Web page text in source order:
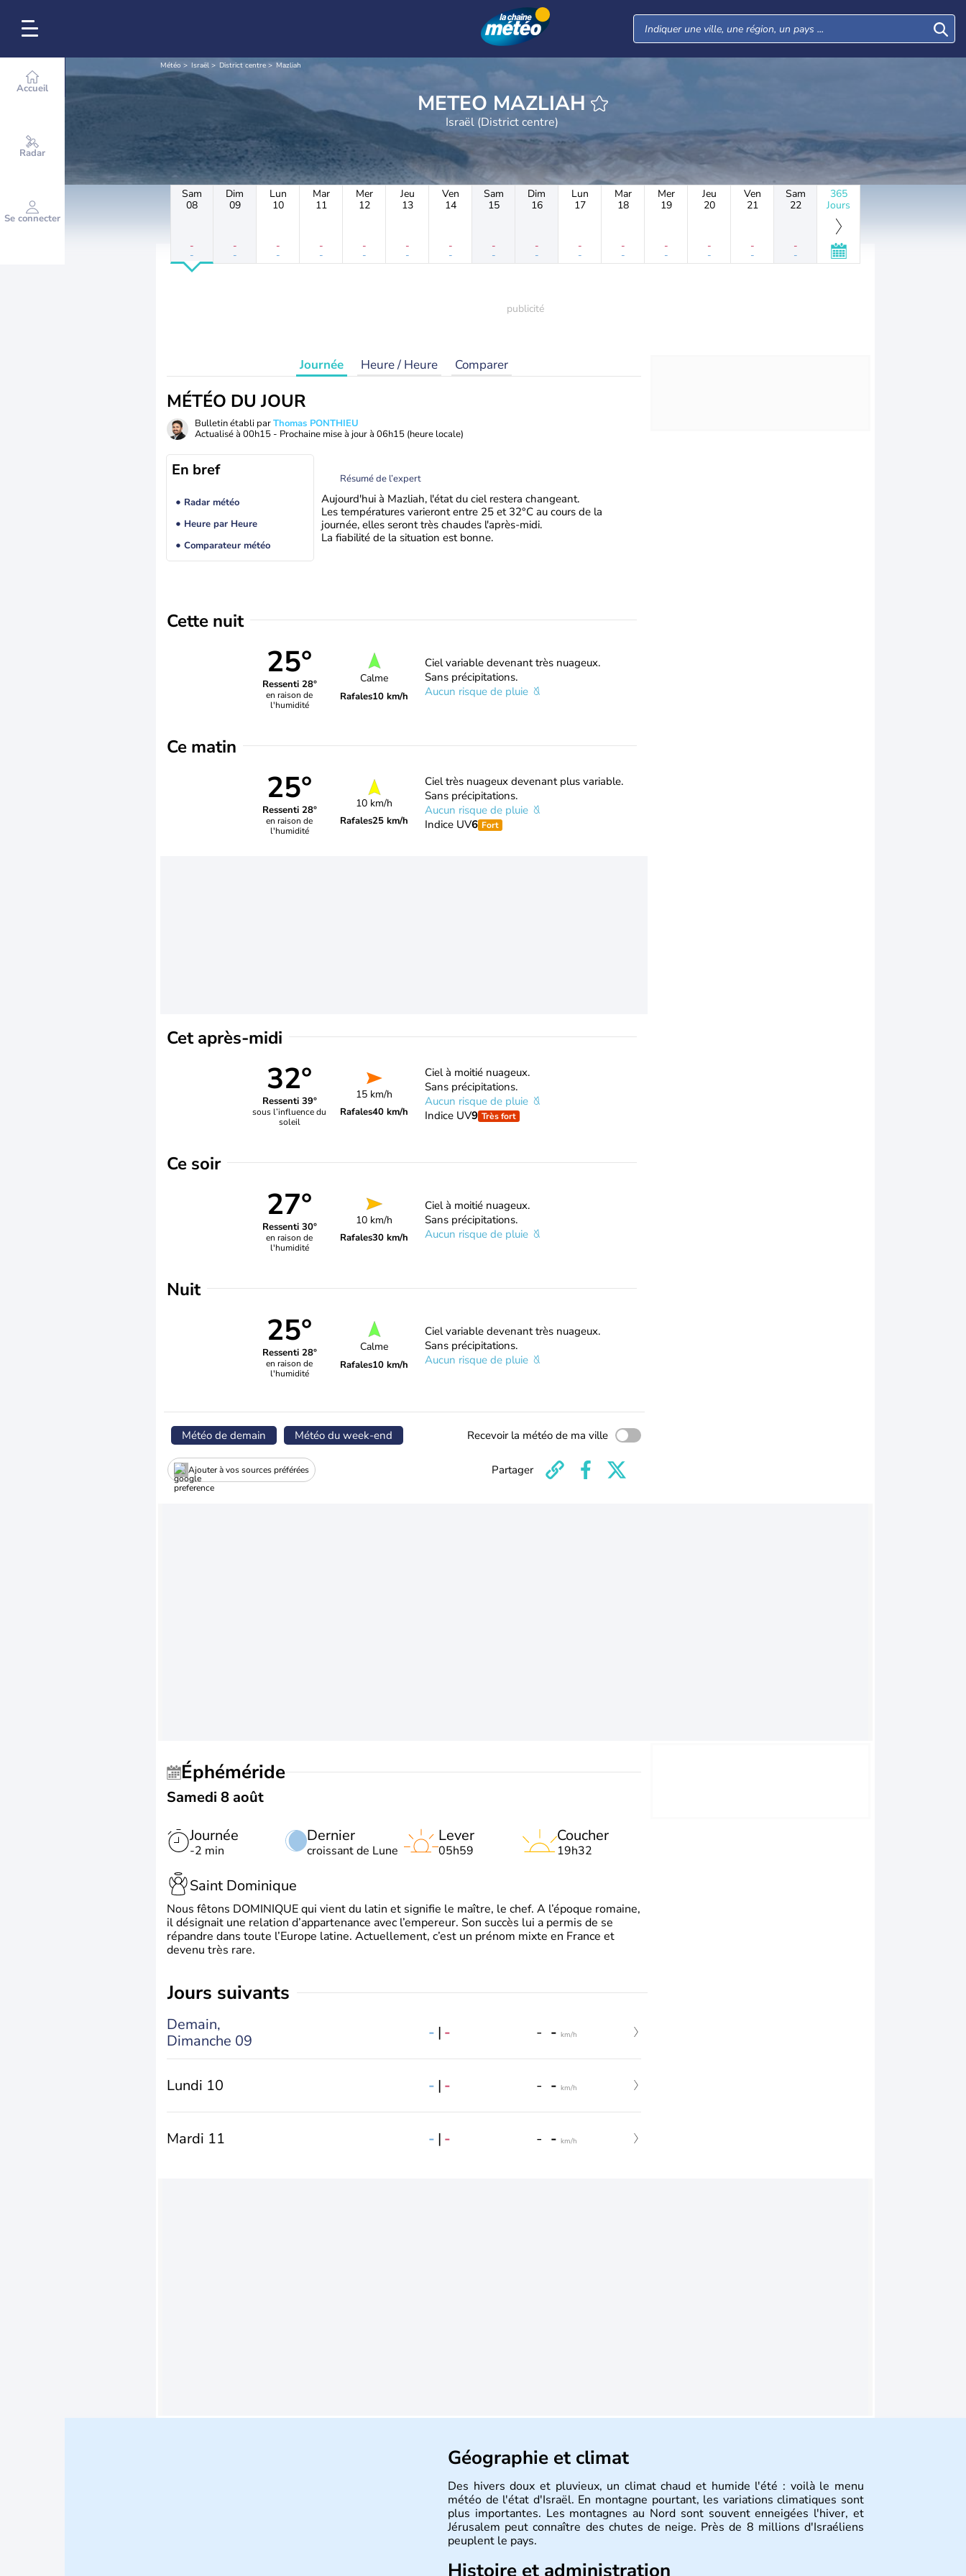
Accueil
Radar
Se connecter
Météo Israël District centre Mazliah
METEO MAZLIAH
Israël (District centre)
Sam
08
-
-
Dim
09
-
-
Lun
10
-
-
Mar
11
-
-
Mer
12
-
-
Jeu
13
-
-
Ven
14
-
-
Sam
15
-
-
Dim
16
-
-
Lun
17
-
-
Mar
18
-
-
Mer
19
-
-
Jeu
20
-
-
Ven
21
-
-
Sam
22
-
-
365
Jours
Journée Heure / Heure Comparer
MÉTÉO DU JOUR
Bulletin établi parThomas PONTHIEU
Actualisé à 00h15 - Prochaine mise à jour à 06h15 (heure locale)
En bref
Radar météo
Heure par Heure
Comparateur météo
Résumé de l’expert
Aujourd'hui à Mazliah, l'état du ciel restera changeant.
Les températures varieront entre 25 et 32°C au cours de la
journée, elles seront très chaudes l'après-midi.
La fiabilité de la situation est bonne.
Cette nuit
25°
Ressenti 28°
en raison de
l'humidité
Calme
Rafales10 km/h
Ciel variable devenant très nuageux.
Sans précipitations.
Aucun risque de pluie
Ce matin
25°
Ressenti 28°
en raison de
l'humidité
10 km/h
Rafales25 km/h
Ciel très nuageux devenant plus variable.
Sans précipitations.
Aucun risque de pluie
Indice UV6 Fort
Cet après-midi
32°
Ressenti 39°
sous l’influence du
soleil
15 km/h
Rafales40 km/h
Ciel à moitié nuageux.
Sans précipitations.
Aucun risque de pluie
Indice UV9 Très fort
Ce soir
27°
Ressenti 30°
en raison de
l'humidité
10 km/h
Rafales30 km/h
Ciel à moitié nuageux.
Sans précipitations.
Aucun risque de pluie
Nuit
25°
Ressenti 28°
en raison de
l'humidité
Calme
Rafales10 km/h
Ciel variable devenant très nuageux.
Sans précipitations.
Aucun risque de pluie
Météo de demain Météo du week-end Recevoir la météo de ma ville
Ajouter à vos sources préférées Partager
Éphéméride
Samedi 8 août
Journée
-2 min
Dernier
croissant de Lune
Lever
05h59
Coucher
19h32
Saint Dominique
Nous fêtons DOMINIQUE qui vient du latin et signifie le maître, le chef. A l’époque romaine,
il désignait une relation d’appartenance avec l’empereur. Son succès lui a permis de se
répandre dans toute l’Europe latine. Actuellement, c’est un prénom mixte en France et
devenu très rare.
jours suivants
Demain,
Dimanche 09
- | - - - km/h
Lundi 10 - | - - - km/h
Mardi 11 - | - - - km/h
Géographie et climat
Des hivers doux et pluvieux, un climat chaud et humide l'été : voilà le menu
météo de l'état d'Israël. En montagne pourtant, les variations climatiques sont
plus importantes. Les montagnes au Nord sont souvent enneigées l'hiver, et
Jérusalem peut connaître des chutes de neige. Près de 8 millions d'Israéliens
peuplent le pays.
Histoire et administration